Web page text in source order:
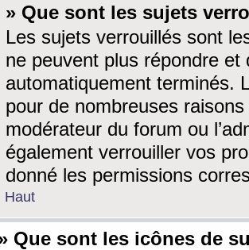
» Que sont les sujets
Les sujets verrouillés sont
ne peuvent plus répondre
automatiquement terminés.
pour de nombreuses
modérateur du forum ou
également verrouiller vos
donné les permissions
Haut
Que sont les icônes de